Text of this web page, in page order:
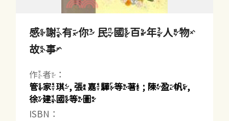
感謝有你 民國百年人物
故事
作者：
管家琪, 張嘉驊等著 ; 陳盈帆,
徐建國等圖
ISBN：